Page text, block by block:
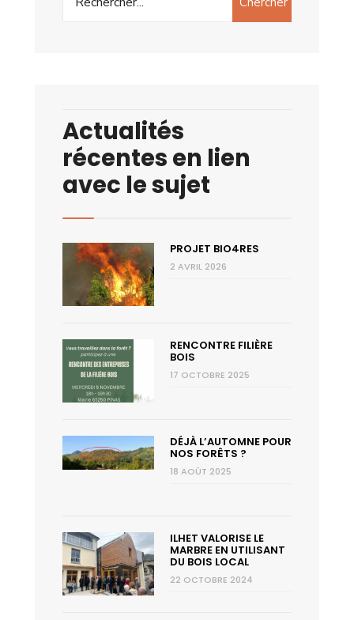
Actualités
récentes en lien
avec le sujet
PROJET BIO4RES
2 AVRIL 2026
RENCONTRE FILIÈRE
BOIS
17 OCTOBRE 2025
DÉJÀ L’AUTOMNE POUR
NOS FORÊTS ?
18 AOÛT 2025
ILHET VALORISE LE
MARBRE EN UTILISANT
DU BOIS LOCAL
22 OCTOBRE 2024